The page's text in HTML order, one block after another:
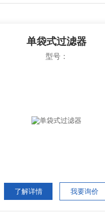
单袋式过滤器
型号：
了解详情 我要询价